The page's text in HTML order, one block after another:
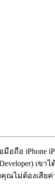
ถือ iPhone
เขา
ณไม่ต้องเสีย